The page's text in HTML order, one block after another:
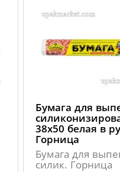
Бумага для
38х50 белая в
Горница
Бумага для
силик. Горница